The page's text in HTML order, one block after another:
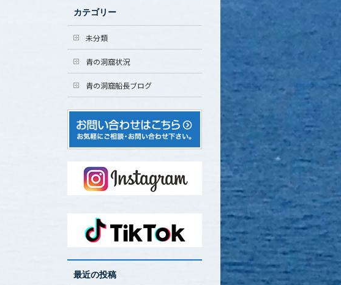
カテゴリー
未分類
青の洞窟状況
青の洞窟船長ブログ
最近の投稿